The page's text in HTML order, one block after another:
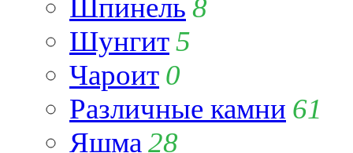
Шпинель 8
Шунгит5
Чароит 0
Различные камни 61
Яшма 28